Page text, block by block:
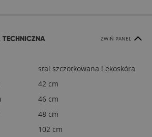
ZWIŃ PANEL
stal szczotkowana i ekoskóra
42 cm
46 cm
48 cm
102 cm